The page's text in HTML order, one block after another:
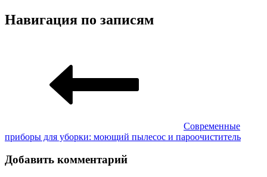
Навигация по записям
Современные
приборы для уборки: моющий пылесос и пароочиститель
Добавить комментарий